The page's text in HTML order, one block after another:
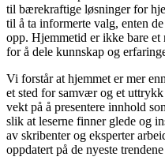
til bærekraftige løsninger for
til å ta informerte valg, enten
opp. Hjemmetid er ikke bare
for å dele kunnskap og
Vi forstår at hjemmet er mer
et sted for samvær og et
vekt på å presentere innhold
slik at leserne finner glede og
av skribenter og eksperter
oppdatert på de nyeste